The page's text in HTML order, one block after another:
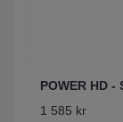
POWER HD
1 585 kr